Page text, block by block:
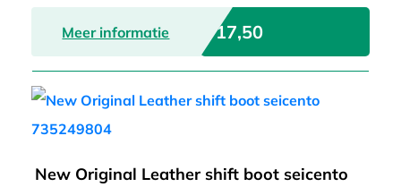
Meer informatie € 17,50
New Original Leather shift boot seicento